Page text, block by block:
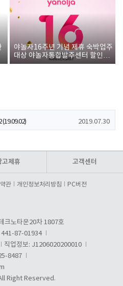
야놀자16주년 기념 제휴 숙박업주
대상 야놀자통합발주센터 할인쿠
폰 증정
2019.07.30
고제휴 고객센터
관 개인정보처리방침 PC버전
크노타운20차 1807호
441-87-01934
직업정보: J1206020200010
8487
Right Reserved.